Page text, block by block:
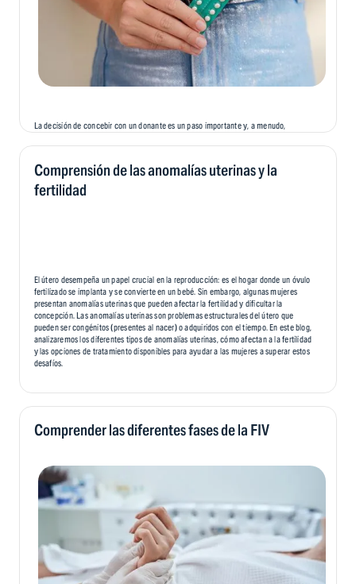
La decisión de concebir con un donante es un paso importante y, a menudo,
y la oportunidad de crear una familia, también conlleva desafíos emocionales
este blog, exploraremos el panorama emocional de la concepción de un donante,
ayudando a las personas y a las parejas a recorrer este camino con mayor
comprensión y compasión.
Comprensión de las anomalías uterinas y la
fertilidad
El útero desempeña un papel crucial en la reproducción: es el hogar donde un óvulo
fertilizado se implanta y se convierte en un bebé. Sin embargo, algunas mujeres
presentan anomalías uterinas que pueden afectar la fertilidad y dificultar la
concepción. Las anomalías uterinas son problemas estructurales del útero que
pueden ser congénitos (presentes al nacer) o adquiridos con el tiempo. En este blog,
analizaremos los diferentes tipos de anomalías uterinas, cómo afectan a la fertilidad
y las opciones de tratamiento disponibles para ayudar a las mujeres a superar estos
desafíos.
Comprender las diferentes fases de la FIV